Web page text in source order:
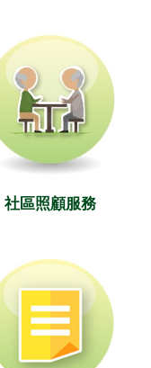
社區照顧服務